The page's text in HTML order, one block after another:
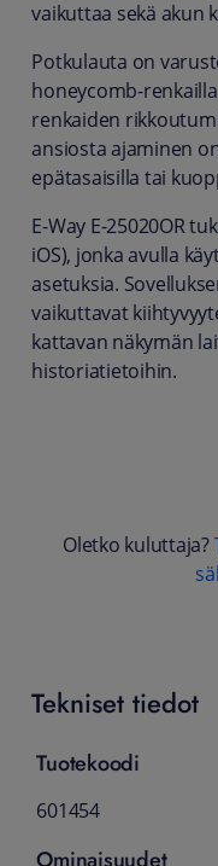
vaikuttaa sekä akun
Potkulauta on
honeycomb-
renkaiden
ansiosta ajaminen
epätasaisilla tai
E-Way E-25020OR
iOS), jonka avulla
asetuksia.
vaikuttavat
kattavan näkymän
historiatietoihin.
Oletko kuluttaja?
Tekniset tiedot
Tuotekoodi
601454